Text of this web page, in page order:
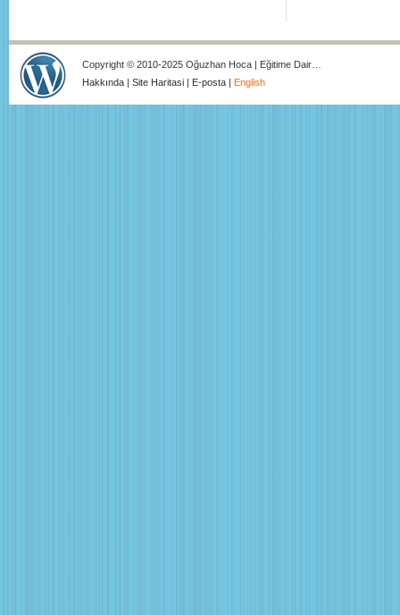
Copyright © 2010-2025 Oğuzhan Hoca | Eğitime Dair…
Hakkında | Site Haritasi | E-posta | English